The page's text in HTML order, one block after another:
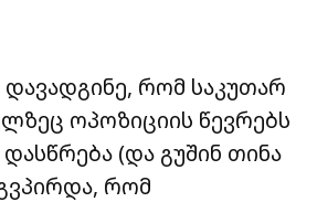
რომ საკუთარ
ოპოზიციის წევრებს
(და გუშინ თინა
რომ